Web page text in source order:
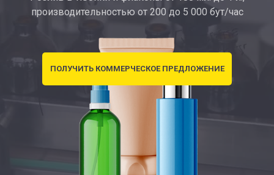
ПОЛУЧИТЬ КОММЕРЧЕСКОЕ ПРЕДЛОЖЕНИЕ
производительностью от 200 до 5 000 бут/час